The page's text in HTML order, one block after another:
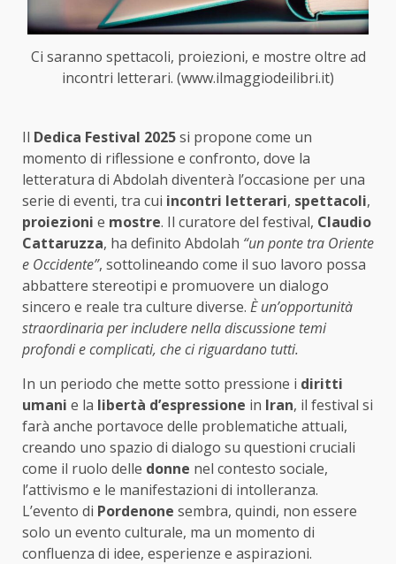
Ci saranno spettacoli, proiezioni, e mostre oltre ad
incontri letterari. (www.ilmaggiodeilibri.it)
Il Dedica Festival 2025si propone come un
momento di riflessione e confronto, dove la
letteratura di Abdolah diventerà l’occasione per una
serie di eventi, tra cui incontri letterari, spettacoli,
proiezioni e mostre. Il curatore del festival, Claudio
Cattaruzza, ha definito Abdolah “un ponte tra Oriente
e Occidente”, sottolineando come il suo lavoro possa
abbattere stereotipi e promuovere un dialogo
sincero e reale tra culture diverse. È un’opportunità
straordinaria per includere nella discussione temi
profondi e complicati, che ci riguardano tutti.
In un periodo che mette sotto pressione i diritti
umani e la libertà d’espressione in Iran, il festival si
farà anche portavoce delle problematiche attuali,
creando uno spazio di dialogo su questioni cruciali
come il ruolo delle donne nel contesto sociale,
l’attivismo e le manifestazioni di intolleranza.
L’evento di Pordenone sembra, quindi, non essere
solo un evento culturale, ma un momento di
confluenza di idee, esperienze e aspirazioni.